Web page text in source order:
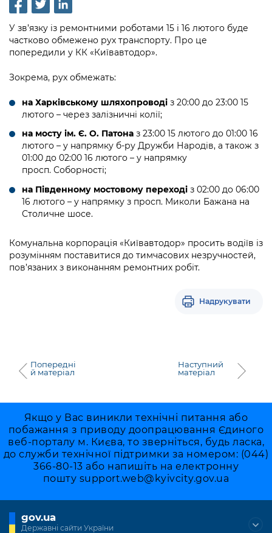
Рішення та розпорядження
Проєкти розпоряджень, що
перебувають на погодженні КМВА
Рішення Київради
Контактна інформація
Графік роботи та прийому громадян
Вакансії
Статистика
Звернення громадян
Промисловість і наука Києва
Безбар'єрність
Київська міська військова адміністрація
Освіта та навчальні заклади
Дороги, транспорт та парковки
Навколишнє середовище міста
Містобудування та земельні ділянки
Культура, спорт, дозвілля
Бізнес та ліцензування
Фінанси та бюджет
Безпека та правопорядок
Ритуальні послуги
Іноземцям / For foreigners
Пам'ятки культурної спадщини
Міський застосунок Київ Цифровий
Громадська експертиза
Громадський бюджет
Петиції
Відкритий бюджет
Контактний центр
Допомога учасникам АТО
Рада з питань внутрішньо переміщених
адміністрації
«Ініціатива «Партнерство «Відкритий
Інформація з обмеженим доступом
Подати запит онлайн
Проекти нормативно-правових та
Нормативна база
Питання і відповіді про публічну
інформацію
бездіяльності розпорядників інформації
Звіти про опрацювання запитів на
Інформація для споживачів
Медіагалерея
Підписатися на новини та анонси від
КМДА / Subscribe to announcements
Accreditation process
Подати журналістський запит /
Submitting a media request
Зйомки в лікарнях в умовах воєнного
стану / Rules for media coverage of
hospitals at work under martial law
Портал Послуг
У зв’язку із ремонтними роботами 15 і 16 лютого буде
частково обмежено рух транспорту. Про це
попередили у КК «Київавтодор».
Зокрема, рух обмежать:
на Харківському шляхопроводі з 20:00 до 23:00 15
лютого – через залізничні колії;
на мосту ім. Є. О. Патона з 23:00 15 лютого до 01:00 16
лютого – у напрямку б‑ру Дружби Народів, а також з
01:00 до 02:00 16 лютого – у напрямку
просп. Соборності;
на Південному мостовому переході з 02:00 до 06:00
16 лютого – у напрямку з просп. Миколи Бажана на
Столичне шосе.
Комунальна корпорація «Київавтодор» просить водіїв із
розумінням поставитися до тимчасових незручностей,
пов’язаних з виконанням ремонтних робіт.
Надрукувати
Попередні
й матеріал
Наступний
матеріал
Якщо у Вас виникли технічні питання або
побажання з приводу доопрацювання Єдиного
веб-порталу м. Києва, то зверніться, будь ласка,
до служби технічної підтримки за номером: (044)
366-80-13 або напишіть на електронну
пошту support.web@kyivcity.gov.ua
gov.ua
Державні сайти України